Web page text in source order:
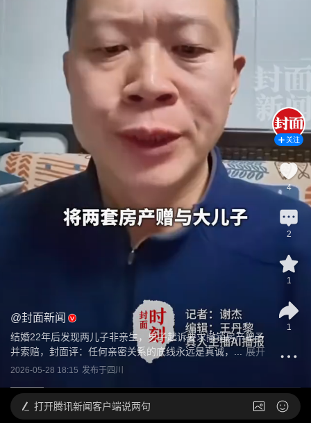
@封面新闻
结婚22年后发现两儿子非亲生，男子起诉要求撤销房产赠予
并索赔，封面评：任何亲密关系的底线永远是真诚，...
展开
2026-05-28 18:15 发布于四川
关注
4
2
1
1
打开腾讯新闻客户端说两句